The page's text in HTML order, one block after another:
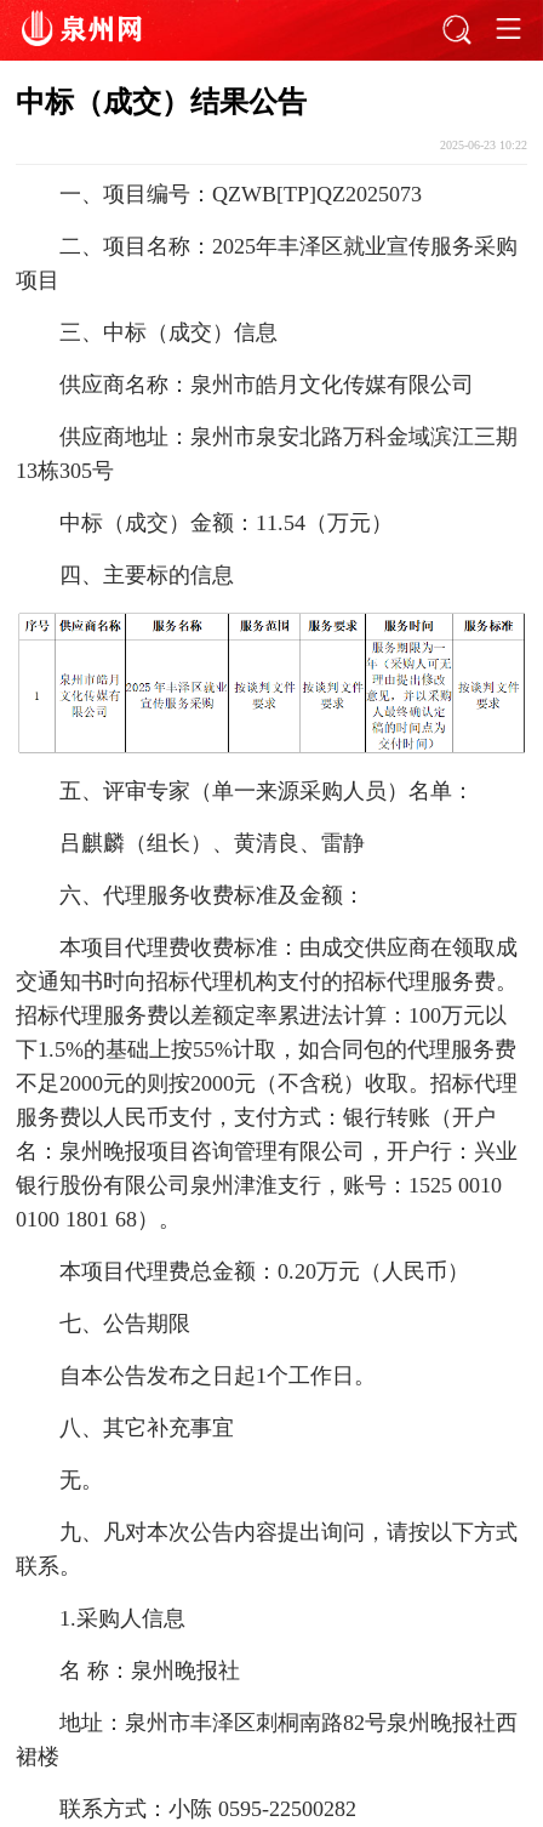
中标（成交）结果公告
2025-06-23 10:22
一、项目编号：QZWB[TP]QZ2025073
二、项目名称：2025年丰泽区就业宣传服务采购
项目
三、中标（成交）信息
供应商名称：泉州市皓月文化传媒有限公司
供应商地址：泉州市泉安北路万科金域滨江三期
13栋305号
中标（成交）金额：11.54（万元）
四、主要标的信息
五、评审专家（单一来源采购人员）名单：
吕麒麟（组长）、黄清良、雷静
六、代理服务收费标准及金额：
本项目代理费收费标准：由成交供应商在领取成
交通知书时向招标代理机构支付的招标代理服务费。
招标代理服务费以差额定率累进法计算：100万元以
下1.5%的基础上按55%计取，如合同包的代理服务费
不足2000元的则按2000元（不含税）收取。招标代理
服务费以人民币支付，支付方式：银行转账（开户
名：泉州晚报项目咨询管理有限公司，开户行：兴业
银行股份有限公司泉州津淮支行，账号：1525 0010
0100 1801 68）。
本项目代理费总金额：0.20万元（人民币）
七、公告期限
自本公告发布之日起1个工作日。
八、其它补充事宜
无。
九、凡对本次公告内容提出询问，请按以下方式
联系。
1.采购人信息
名 称：泉州晚报社
地址：泉州市丰泽区刺桐南路82号泉州晚报社西
裙楼
联系方式：小陈 0595-22500282